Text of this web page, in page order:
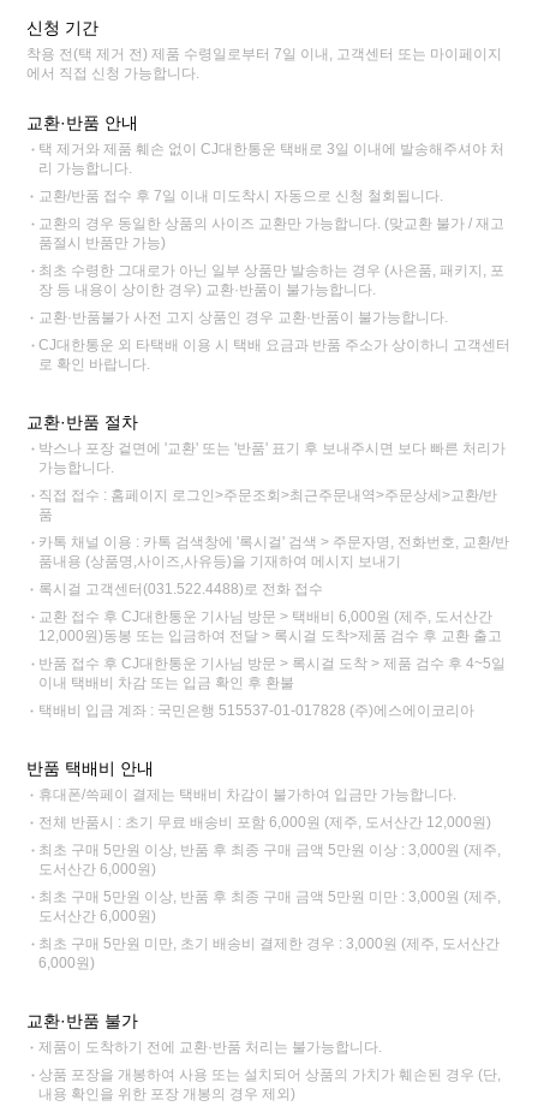
신청 기간
착용 전(택 제거 전) 제품 수령일로부터 7일 이내, 고객센터 또는 마이페이지
에서 직접 신청 가능합니다.
교환·반품 안내
택 제거와 제품 훼손 없이 CJ대한통운 택배로 3일 이내에 발송해주셔야 처
리 가능합니다.
교환/반품 접수 후 7일 이내 미도착시 자동으로 신청 철회됩니다.
교환의 경우 동일한 상품의 사이즈 교환만 가능합니다. (맞교환 불가 / 재고
품절시 반품만 가능)
최초 수령한 그대로가 아닌 일부 상품만 발송하는 경우 (사은품, 패키지, 포
장 등 내용이 상이한 경우) 교환·반품이 불가능합니다.
교환·반품불가 사전 고지 상품인 경우 교환·반품이 불가능합니다.
CJ대한통운 외 타택배 이용 시 택배 요금과 반품 주소가 상이하니 고객센터
로 확인 바랍니다.
교환·반품 절차
박스나 포장 겉면에 '교환' 또는 '반품' 표기 후 보내주시면 보다 빠른 처리가
가능합니다.
직접 접수 : 홈페이지 로그인>주문조회>최근주문내역>주문상세>교환/반
품
카톡 채널 이용 : 카톡 검색창에 '록시걸' 검색 > 주문자명, 전화번호, 교환/반
품내용 (상품명,사이즈,사유등)을 기재하여 메시지 보내기
록시걸 고객센터(031.522.4488)로 전화 접수
교환 접수 후 CJ대한통운 기사님 방문 > 택배비 6,000원 (제주, 도서산간
12,000원)동봉 또는 입금하여 전달 > 록시걸 도착>제품 검수 후 교환 출고
반품 접수 후 CJ대한통운 기사님 방문 > 록시걸 도착 > 제품 검수 후 4~5일
이내 택배비 차감 또는 입금 확인 후 환불
택배비 입금 계좌 : 국민은행 515537-01-017828 (주)에스에이코리아
반품 택배비 안내
휴대폰/쓱페이 결제는 택배비 차감이 불가하여 입금만 가능합니다.
전체 반품시 : 초기 무료 배송비 포함 6,000원 (제주, 도서산간 12,000원)
최초 구매 5만원 이상, 반품 후 최종 구매 금액 5만원 이상 : 3,000원 (제주,
도서산간 6,000원)
최초 구매 5만원 이상, 반품 후 최종 구매 금액 5만원 미만 : 3,000원 (제주,
도서산간 6,000원)
최초 구매 5만원 미만, 초기 배송비 결제한 경우 : 3,000원 (제주, 도서산간
6,000원)
교환·반품 불가
제품이 도착하기 전에 교환·반품 처리는 불가능합니다.
상품 포장을 개봉하여 사용 또는 설치되어 상품의 가치가 훼손된 경우 (단,
내용 확인을 위한 포장 개봉의 경우 제외)